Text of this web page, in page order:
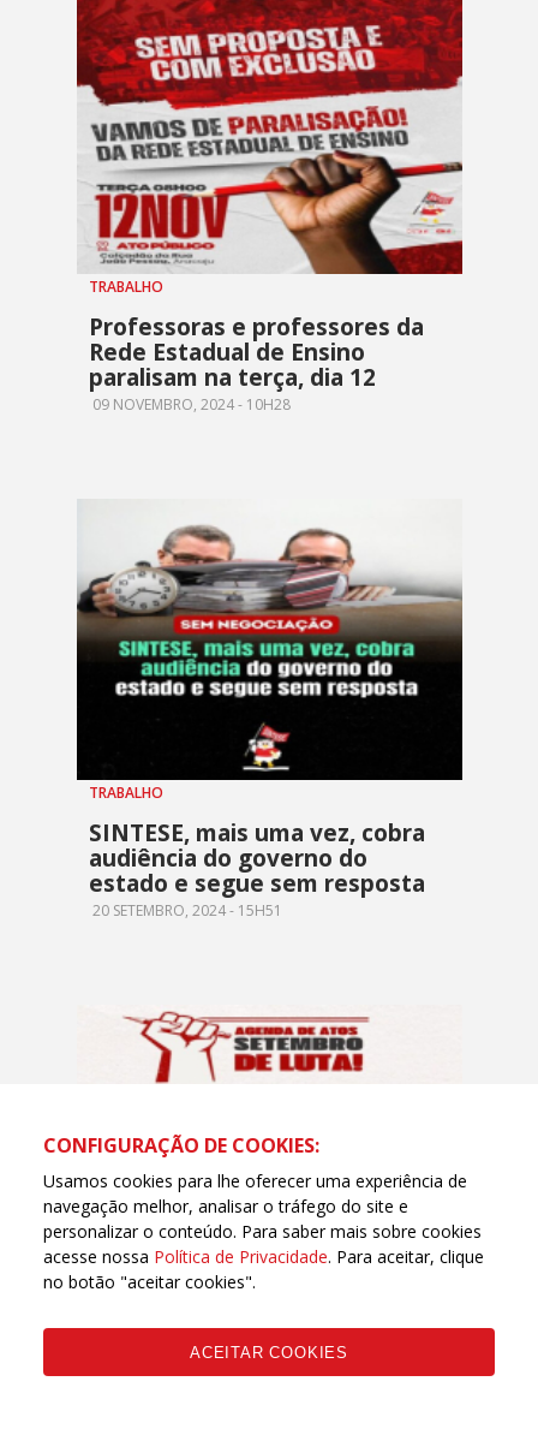
TRABALHO
Professoras e professores da
Rede Estadual de Ensino
paralisam na terça, dia 12
09 NOVEMBRO, 2024 - 10H28
TRABALHO
SINTESE, mais uma vez, cobra
audiência do governo do
estado e segue sem resposta
20 SETEMBRO, 2024 - 15H51
Professores da rede estadual
seguem diálogo com a
CONFIGURAÇÃO DE COOKIES:
Usamos cookies para lhe oferecer uma experiência de
navegação melhor, analisar o tráfego do site e
personalizar o conteúdo. Para saber mais sobre cookies
acesse nossa Política de Privacidade. Para aceitar, clique
no botão "aceitar cookies".
ACEITAR COOKIES